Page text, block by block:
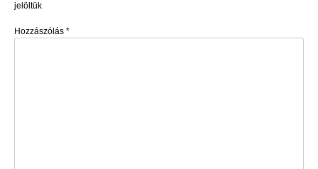
jelöltük
Hozzászólás *